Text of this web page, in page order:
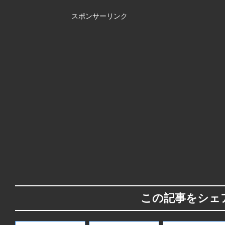
スポンサーリンク
この記事をシェ